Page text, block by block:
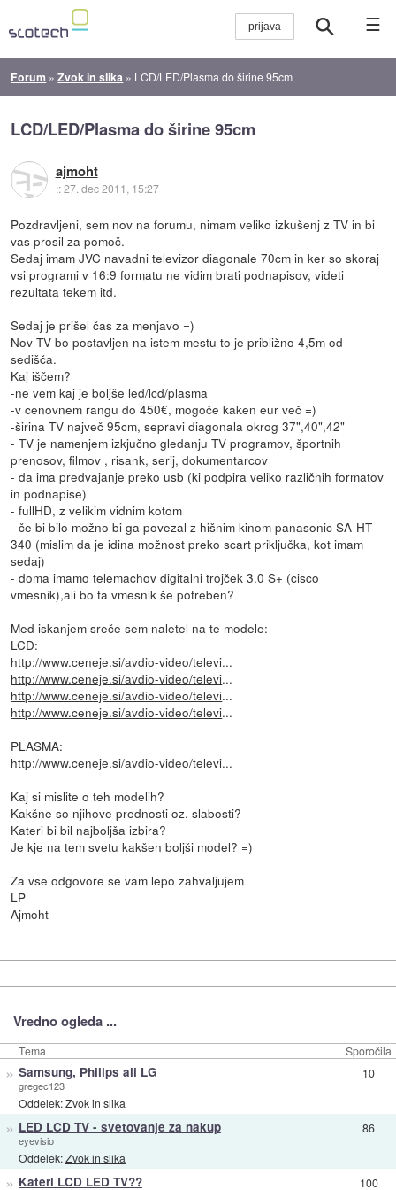
☰
Forum »Zvok in slika » LCD/LED/Plasma do širine 95cm
LCD/LED/Plasma do širine 95cm
ajmoht
::27. dec 2011, 15:27
Pozdravljeni, sem nov na forumu, nimam veliko izkušenj z TV in bi
vas prosil za pomoč.
Sedaj imam JVC navadni televizor diagonale 70cm in ker so skoraj
vsi programi v 16:9 formatu ne vidim brati podnapisov, videti
rezultata tekem itd.
Sedaj je prišel čas za menjavo =)
Nov TV bo postavljen na istem mestu to je približno 4,5m od
sedišča.
Kaj iščem?
-ne vem kaj je boljše led/lcd/plasma
-v cenovnem rangu do 450€, mogoče kaken eur več =)
-širina TV največ 95cm, sepravi diagonala okrog 37",40",42"
- TV je namenjem izkjučno gledanju TV programov, športnih
prenosov, filmov , risank, serij, dokumentarcov
- da ima predvajanje preko usb (ki podpira veliko različnih formatov
in podnapise)
- fullHD, z velikim vidnim kotom
- če bi bilo možno bi ga povezal z hišnim kinom panasonic SA-HT
340 (mislim da je idina možnost preko scart priključka, kot imam
sedaj)
- doma imamo telemachov digitalni trojček 3.0 S+ (cisco
vmesnik),ali bo ta vmesnik še potreben?
Med iskanjem sreče sem naletel na te modele:
LCD:
http://www.ceneje.si/avdio-video/televi...
http://www.ceneje.si/avdio-video/televi...
http://www.ceneje.si/avdio-video/televi...
http://www.ceneje.si/avdio-video/televi...
PLASMA:
http://www.ceneje.si/avdio-video/televi...
Kaj si mislite o teh modelih?
Kakšne so njihove prednosti oz. slabosti?
Kateri bi bil najboljša izbira?
Je kje na tem svetu kakšen boljši model? =)
Za vse odgovore se vam lepo zahvaljujem
LP
Ajmoht
Vredno ogleda ...
Tema Sporočila
» Samsung, Philips ali LG
gregec123
Oddelek:Zvok in slika
10
» LED LCD TV - svetovanje za nakup
eyevisio
Oddelek:Zvok in slika
86
» Kateri LCD LED TV?? 100